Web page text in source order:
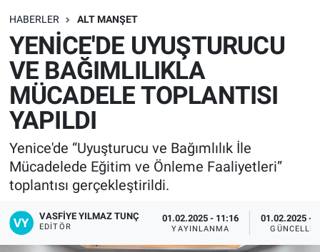
HABERLER ALT MANŞET
YENİCE'DE UYUŞTURUCU
VE BAĞIMLILIKLA
MÜCADELE TOPLANTISI
YAPILDI
Yenice'de “Uyuşturucu ve Bağımlılık İle
Mücadelede Eğitim ve Önleme Faaliyetleri”
toplantısı gerçekleştirildi.
VASFIYE YILMAZ TUNÇ
EDITÖR
01.02.2025 - 11:16
YAYINLANMA
01.02.2025 -